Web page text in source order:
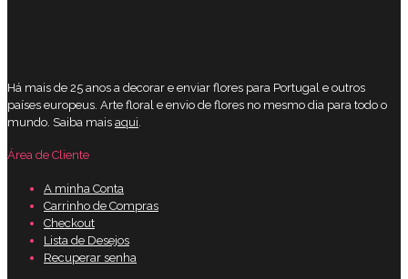
Há mais de 25 anos a decorar e enviar flores para Portugal e outros
países europeus. Arte floral e envio de flores no mesmo dia para todo o
mundo. Saiba mais aqui.
Área de Cliente
A minha Conta
Carrinho de Compras
Checkout
Lista de Desejos
Recuperar senha